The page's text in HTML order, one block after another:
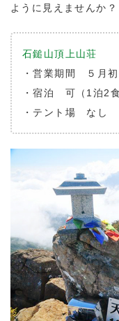
ように見えませんか？
石鎚山頂上山荘
・営業期間 ５月初
・宿泊 可（1泊2
・テント場 なし